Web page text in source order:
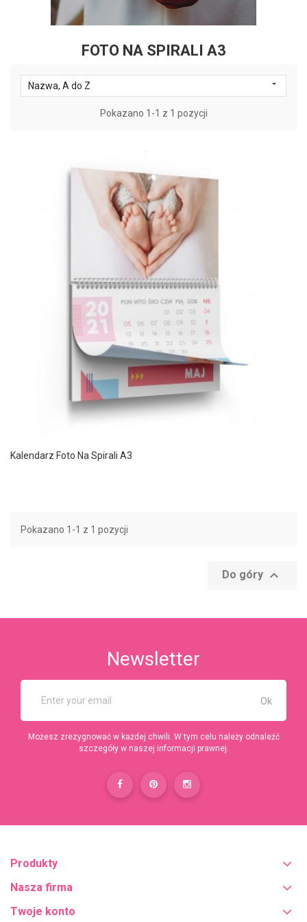
FOTO NA SPIRALI A3
Nazwa, A do Z 
Pokazano 1-1 z 1 pozycji
Kalendarz Foto Na Spirali A3
Pokazano 1-1 z 1 pozycji
Do góry 
Newsletter
Możesz zrezygnować w każdej chwili. W tym celu należy odnaleźć
szczegóły w naszej informacji prawnej.
Produkty
Nasza firma
Twoje konto